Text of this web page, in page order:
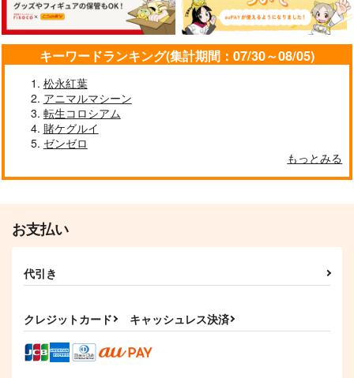
艦砲射撃と標的
国本戦車塾
1,650 円（税込）
作品詳細
徹底詳解 九二式重装
国本戦車塾
作品詳細
サンプル
作品詳細
キーワードランキング(集計期間：07/30～08/05)
松永紅葉
アニマルマシーン
転生コロシアム
賭ケグルイ
ゼンゼロ
もっとみる
お支払い
代引き
クレジットカード キャッシュレス決済